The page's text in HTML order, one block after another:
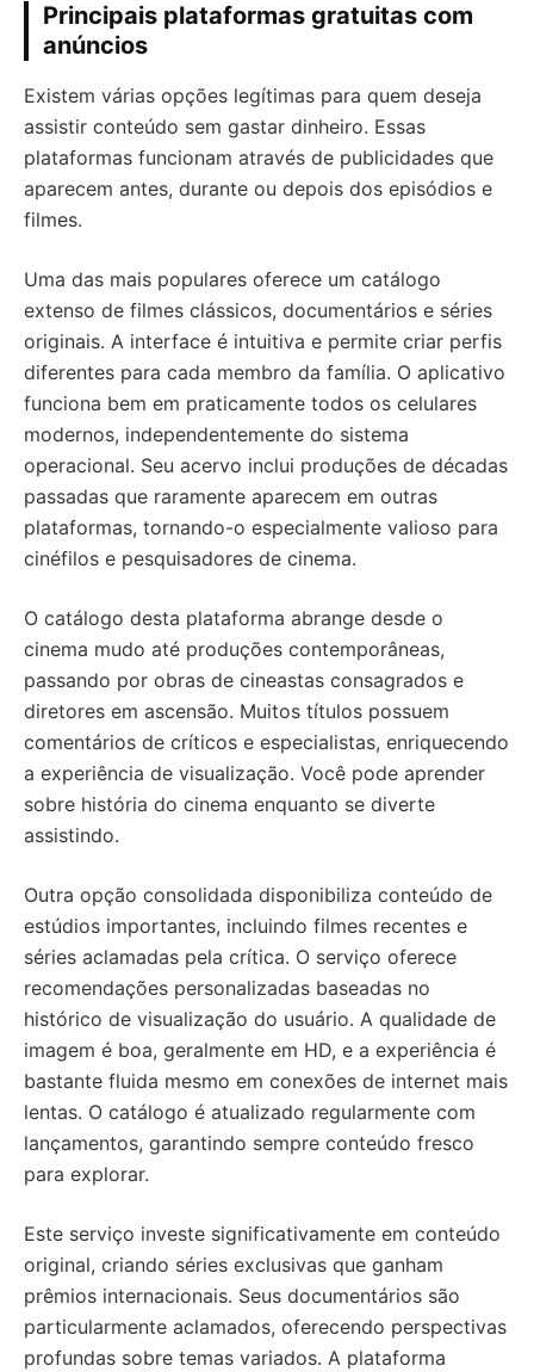
Principais plataformas gratuitas com
anúncios
Existem várias opções legítimas para quem deseja
assistir conteúdo sem gastar dinheiro. Essas
plataformas funcionam através de publicidades que
aparecem antes, durante ou depois dos episódios e
filmes.
Uma das mais populares oferece um catálogo
extenso de filmes clássicos, documentários e séries
originais. A interface é intuitiva e permite criar perfis
diferentes para cada membro da família. O aplicativo
funciona bem em praticamente todos os celulares
modernos, independentemente do sistema
operacional. Seu acervo inclui produções de décadas
passadas que raramente aparecem em outras
plataformas, tornando-o especialmente valioso para
cinéfilos e pesquisadores de cinema.
O catálogo desta plataforma abrange desde o
cinema mudo até produções contemporâneas,
passando por obras de cineastas consagrados e
diretores em ascensão. Muitos títulos possuem
comentários de críticos e especialistas, enriquecendo
a experiência de visualização. Você pode aprender
sobre história do cinema enquanto se diverte
assistindo.
Outra opção consolidada disponibiliza conteúdo de
estúdios importantes, incluindo filmes recentes e
séries aclamadas pela crítica. O serviço oferece
recomendações personalizadas baseadas no
histórico de visualização do usuário. A qualidade de
imagem é boa, geralmente em HD, e a experiência é
bastante fluida mesmo em conexões de internet mais
lentas. O catálogo é atualizado regularmente com
lançamentos, garantindo sempre conteúdo fresco
para explorar.
Este serviço investe significativamente em conteúdo
original, criando séries exclusivas que ganham
prêmios internacionais. Seus documentários são
particularmente aclamados, oferecendo perspectivas
profundas sobre temas variados. A plataforma